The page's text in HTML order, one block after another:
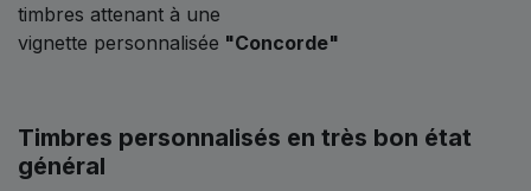
timbres attenant à une
vignette personnalisée "Concorde"
Timbres personnalisés en très bon état
général